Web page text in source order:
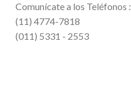
Comunícate a los Teléfonos :
(11) 4774-7818
(011) 5331 - 2553